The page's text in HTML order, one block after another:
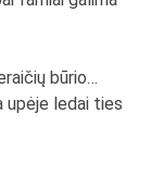
būrio…
upėje ledai ties